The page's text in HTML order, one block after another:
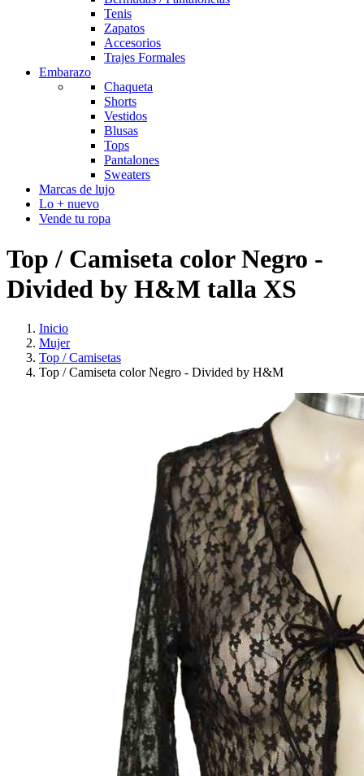
Tenis
Zapatos
Accesorios
Trajes Formales
Embarazo
Chaqueta
Shorts
Vestidos
Blusas
Tops
Pantalones
Sweaters
Marcas de lujo
Lo + nuevo
Vende tu ropa
Top / Camiseta color Negro -
Divided by H&M talla XS
Inicio
Mujer
Top / Camisetas
Top / Camiseta color Negro - Divided by H&M